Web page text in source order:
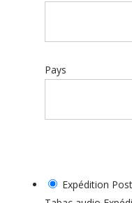
Pays
Expédition